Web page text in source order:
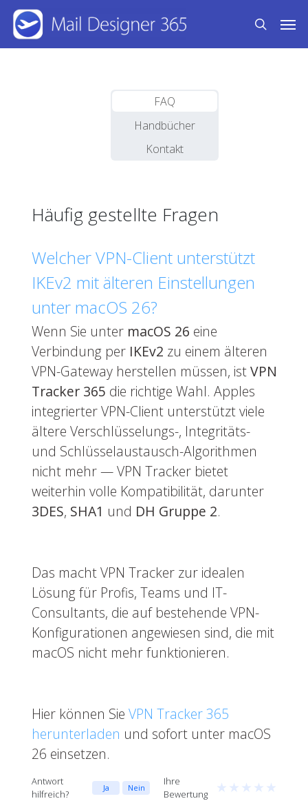
Skip
main
search
FAQ
Handbücher
Kontakt
Häufig gestellte Fragen
Welcher VPN-Client unterstützt
IKEv2 mit älteren Einstellungen
unter macOS 26?
Wenn Sie unter macOS 26 eine
Verbindung per IKEv2 zu einem älteren
VPN-Gateway herstellen müssen, istVPN
Tracker 365 die richtige Wahl. Apples
integrierter VPN-Client unterstützt viele
ältere Verschlüsselungs-, Integritäts-
und Schlüsselaustausch-Algorithmen
nicht mehr — VPN Tracker bietet
weiterhin volle Kompatibilität, darunter
3DES, SHA1 und DH Gruppe 2.
Das macht VPN Tracker zur idealen
Lösung für Profis, Teams und IT-
Consultants, die auf bestehende VPN-
Konfigurationen angewiesen sind, die mit
macOS nicht mehr funktionieren.
Hier können Sie VPN Tracker 365
herunterladen und sofort unter macOS
26 einsetzen.
Antwort
hilfreich?
Ja Nein
Ihre
Bewertung
★ ★ ★ ★ ★